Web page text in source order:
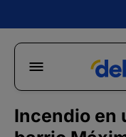
Incendio en